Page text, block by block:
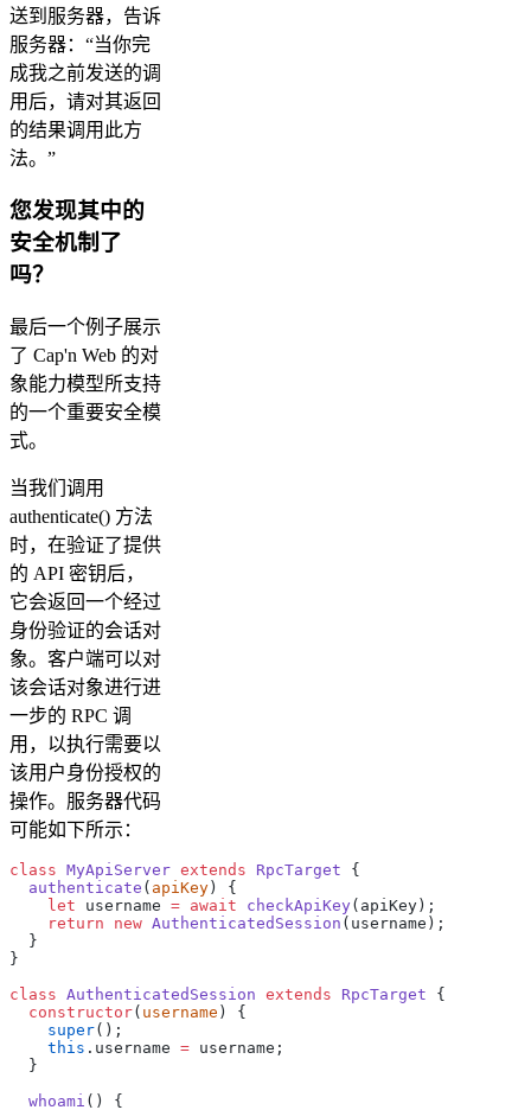
送到服务器，告诉
服务器：“当你完
成我之前发送的调
用后，请对其返回
的结果调用此方
法。”
您发现其中的
安全机制了
吗？
最后一个例子展示
了 Cap'n Web 的对
象能力模型所支持
的一个重要安全模
式。
当我们调用
authenticate() 方法
时，在验证了提供
的 API 密钥后，
它会返回一个经过
身份验证的会话对
象。客户端可以对
该会话对象进行进
一步的 RPC 调
用，以执行需要以
该用户身份授权的
操作。服务器代码
可能如下所示：
class MyApiServer extends RpcTarget {
  authenticate
( apiKey ) {
    let
username = await checkApiKey(apiKey);
    return
new AuthenticatedSession (username);
  }
}
class AuthenticatedSession extends RpcTarget {
  constructor
( username ) {
    super
();
    this
.username = username;
  }
  whoami
() {